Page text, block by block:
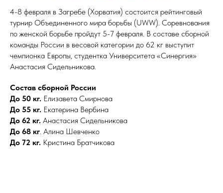
4-8 февраля в Загребе (Хорватия) состоится рейтинговый
турнир Объединенного мира борьбы (UWW). Соревнования
по женской борьбе пройдут 5-7 февраля. В составе сборной
команды России в весовой категории до 62 кг выступит
чемпионка Европы, студентка Университета «Синергия»
Анастасия Сидельникова.
Состав сборной России
До 50 кг. Елизавета Смирнова
До 55 кг. Екатерина Вербина
До 62 кг. Анастасия Сидельникова
До 68 кг. Алина Шевченко
До 72 кг. Кристина Братчикова